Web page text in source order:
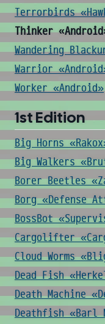
Terrorbirds
Thinker
Wandering
Warrior
Worker «Android»
1st Edition
Big Horns
Big Walkers
Borer Beetles
Borg «Defense
BossBot
Cargolifter
Cloud Worms
Dead Fish
Death Machine
Deathfish «Barl